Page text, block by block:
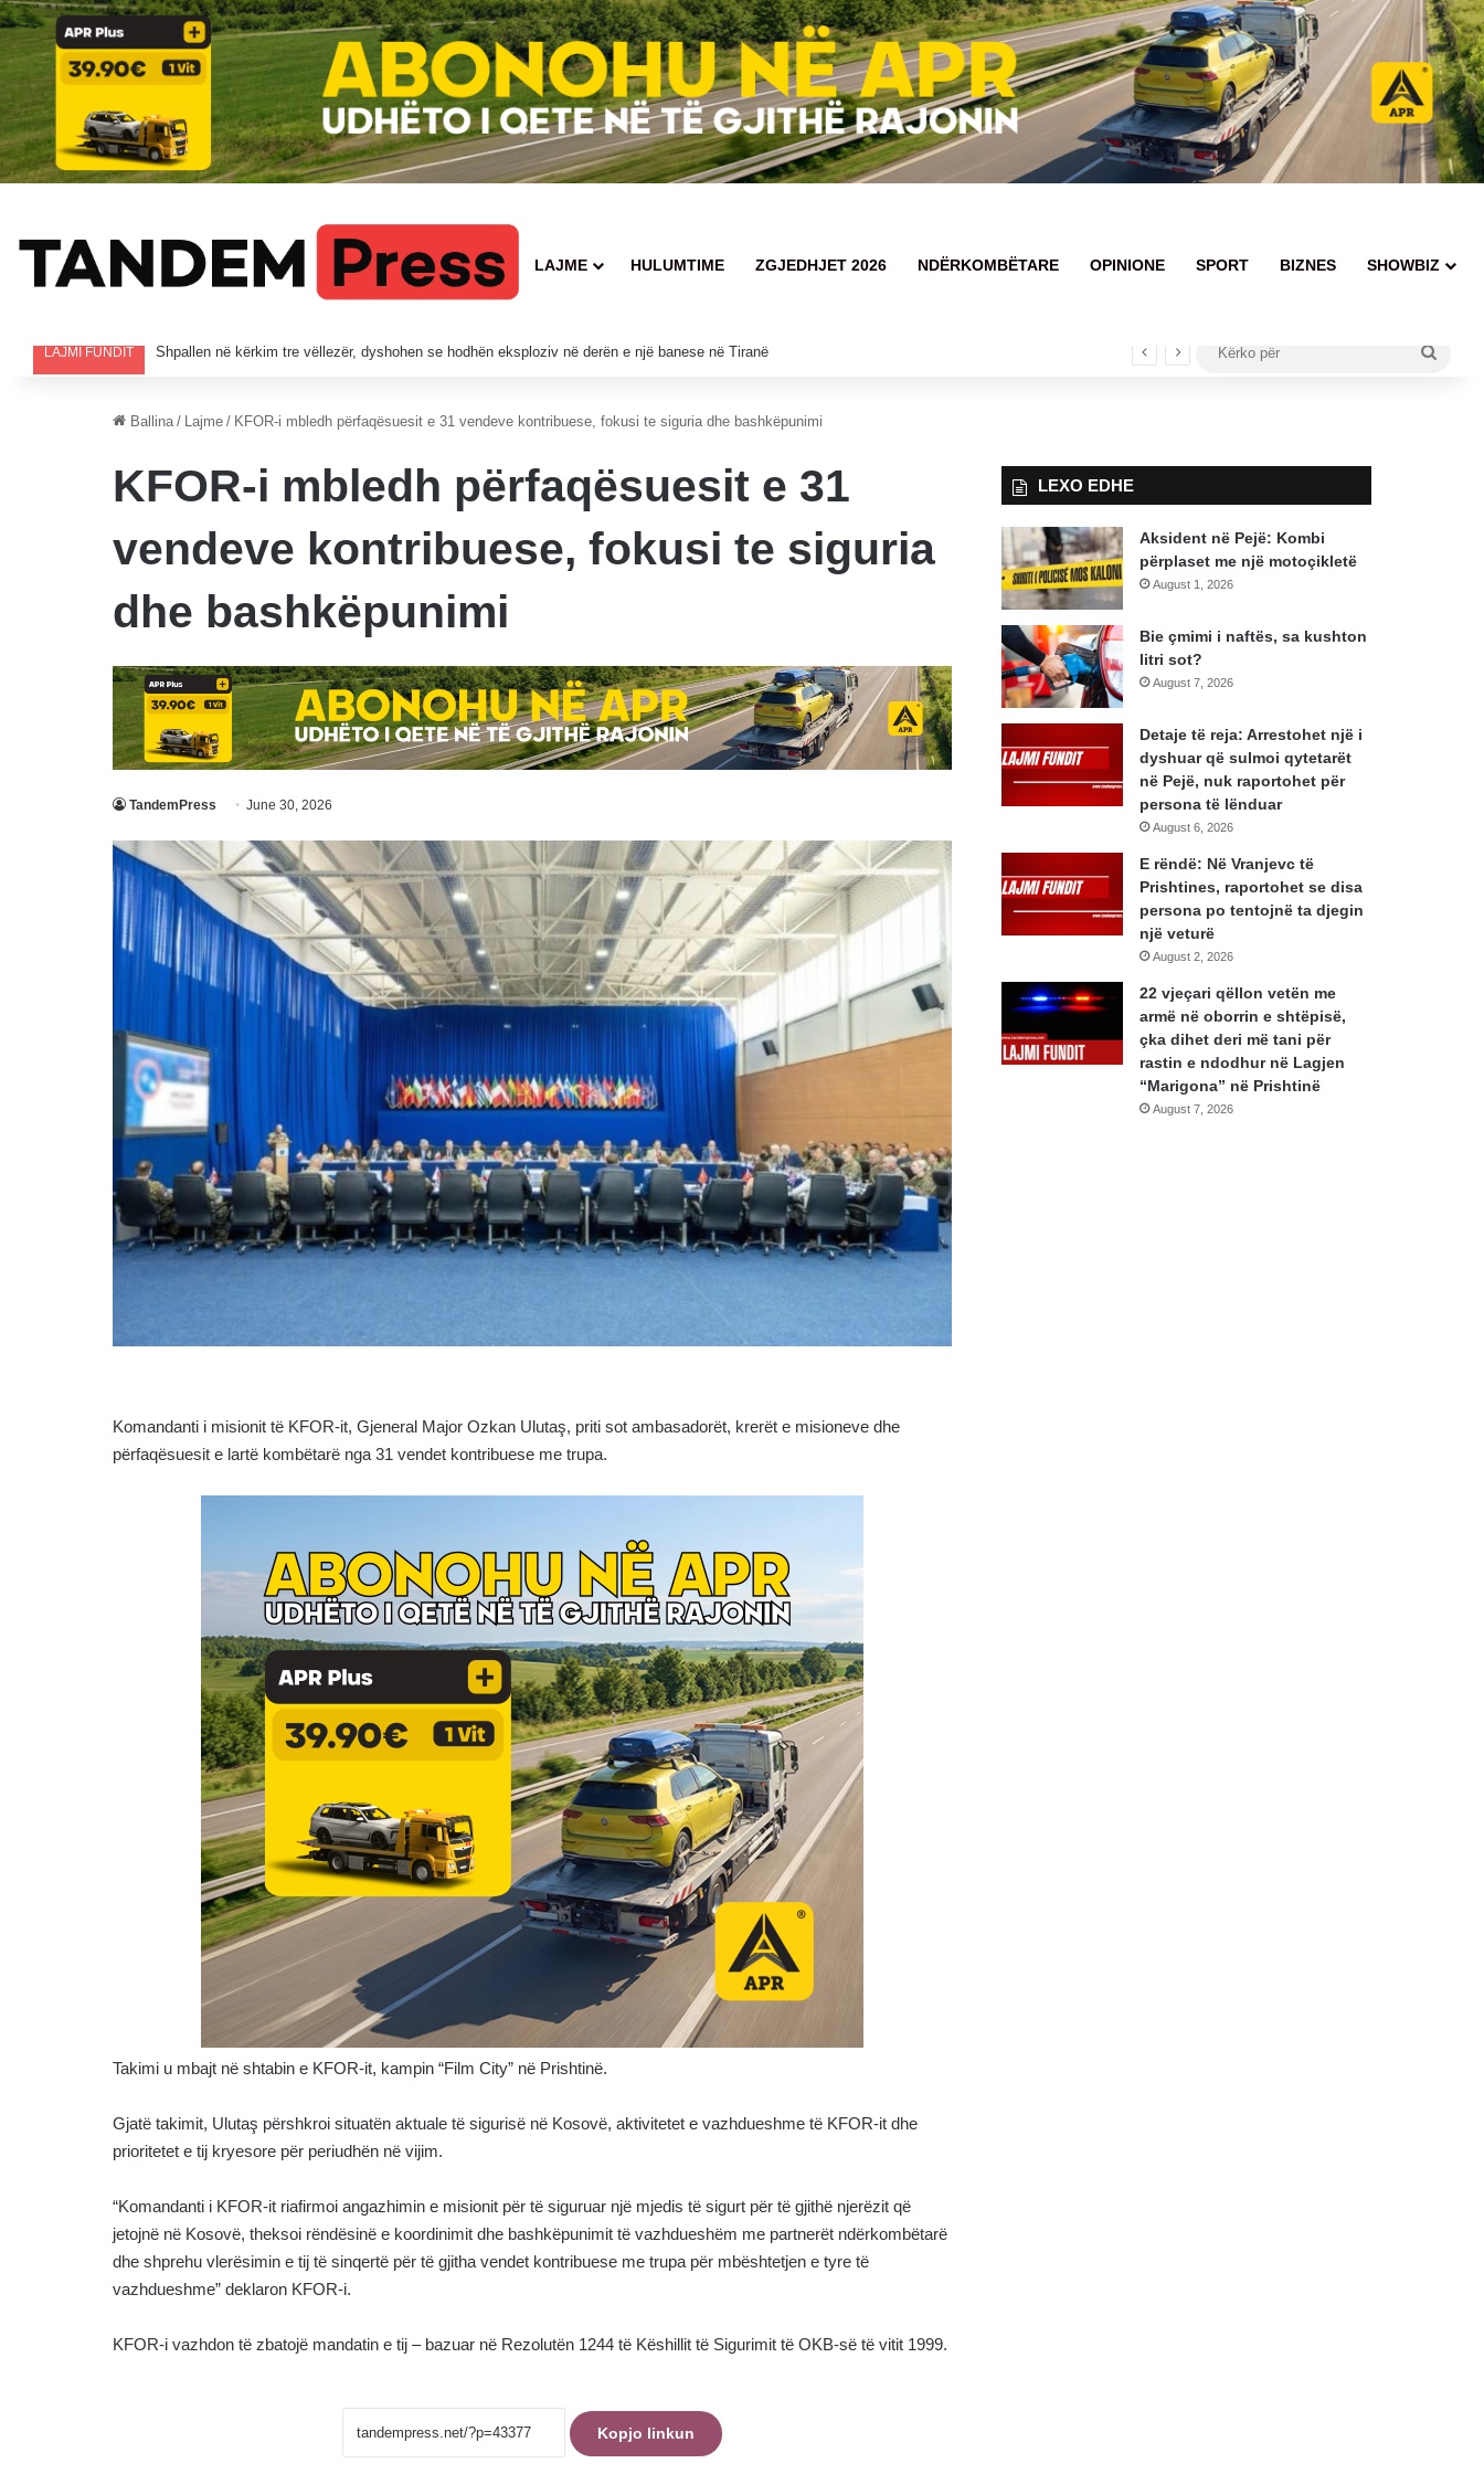
LAJME HULUMTIME ZGJEDHJET 2026 NDËRKOMBËTARE OPINIONE SPORT BIZNES SHOWBIZ
LAJMI FUNDIT Në pikën kufitare të Morinit mbi 41 mijë hyrje për 12 orë
Ballina / Lajme / KFOR-i mbledh përfaqësuesit e 31 vendeve kontribuese, fokusi te siguria dhe bashkëpunimi
KFOR-i mbledh përfaqësuesit e 31
vendeve kontribuese, fokusi te siguria
dhe bashkëpunimi
TandemPress June 30, 2026
Komandanti i misionit të KFOR-it, Gjeneral Major Ozkan Ulutaş, priti sot ambasadorët, krerët e misioneve dhe
përfaqësuesit e lartë kombëtarë nga 31 vendet kontribuese me trupa.
Takimi u mbajt në shtabin e KFOR-it, kampin “Film City” në Prishtinë.
Gjatë takimit, Ulutaş përshkroi situatën aktuale të sigurisë në Kosovë, aktivitetet e vazhdueshme të KFOR-it dhe
prioritetet e tij kryesore për periudhën në vijim.
“Komandanti i KFOR-it riafirmoi angazhimin e misionit për të siguruar një mjedis të sigurt për të gjithë njerëzit që
jetojnë në Kosovë, theksoi rëndësinë e koordinimit dhe bashkëpunimit të vazhdueshëm me partnerët ndërkombëtarë
dhe shprehu vlerësimin e tij të sinqertë për të gjitha vendet kontribuese me trupa për mbështetjen e tyre të
vazhdueshme” deklaron KFOR-i.
KFOR-i vazhdon të zbatojë mandatin e tij – bazuar në Rezolutën 1244 të Këshillit të Sigurimit të OKB-së të vitit 1999.
Kopjo linkun
LEXO EDHE
Aksident në Pejë: Kombi
përplaset me një motoçikletë
August 1, 2026
Bie çmimi i naftës, sa kushton
litri sot?
August 7, 2026
Detaje të reja: Arrestohet një i
dyshuar që sulmoi qytetarët
në Pejë, nuk raportohet për
persona të lënduar
August 6, 2026
E rëndë: Në Vranjevc të
Prishtines, raportohet se disa
persona po tentojnë ta djegin
një veturë
August 2, 2026
22 vjeçari qëllon vetën me
armë në oborrin e shtëpisë,
çka dihet deri më tani për
rastin e ndodhur në Lagjen
“Marigona” në Prishtinë
August 7, 2026